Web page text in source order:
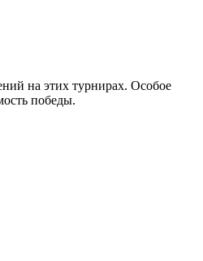
на этих турнирах. Особое
победы.